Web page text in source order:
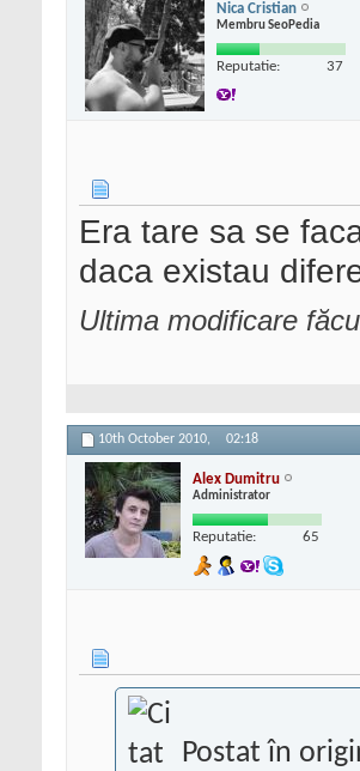
Nica Cristian
Membru SeoPedia
Reputatie: 37
Era tare sa se
daca existau
Ultima modificare
10th October 2010, 02:18
Alex Dumitru
Administrator
Reputatie: 65
Postat în